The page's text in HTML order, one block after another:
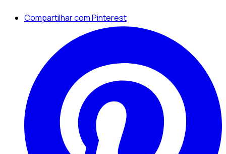
Compartilhar com Pinterest